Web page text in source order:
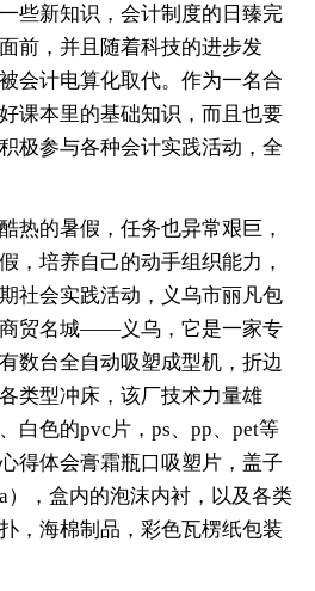
些新知识，会计制度的日臻完
前，并且随着科技的进步发
会计电算化取代。作为一名合
课本里的基础知识，而且也要
极参与各种会计实践活动，全
热的暑假，任务也异常艰巨，
，培养自己的动手组织能力，
社会实践活动，义乌市丽凡包
贸名城——义乌，它是一家专
数台全自动吸塑成型机，折边
类型冲床，该厂技术力量雄
白色的pvc片，ps、pp、pet等
得体会膏霜瓶口吸塑片，盖子
），盒内的泡沫内衬，以及各类
，海棉制品，彩色瓦楞纸包装